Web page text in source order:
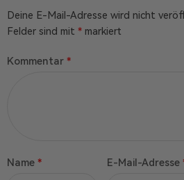
Deine E-Mail-Adresse wird nicht
Felder sind mit * markiert
Kommentar *
Name * E-Mail-Adresse